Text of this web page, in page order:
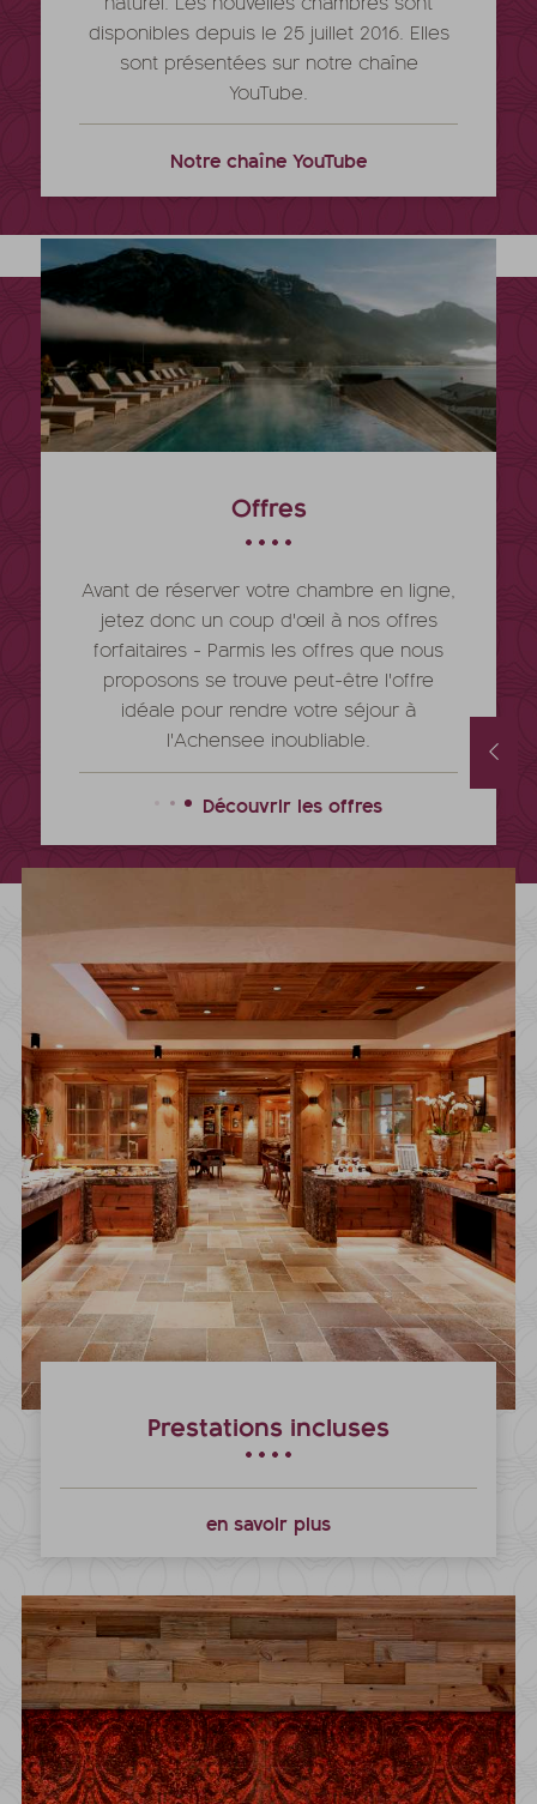
Offre de septembre avec des promos et des offres spa supplémentaires
29/08/2026-12/09/2026
5 nuits à partir de€ 1.119,-
NOTRE OFFRE
26/09/2026-04/10/2026
5 nuits à partir
disponibles depuis le 25 juillet 2016. Elles
sont présentées sur notre chaîne
YouTube.
Notre chaîne YouTube
Offres
Avant de réserver votre chambre en ligne,
jetez donc un coup d'œil à nos offres
forfaitaires - Parmis les offres que nous
proposons se trouve peut-être l'offre
idéale pour rendre votre séjour à
l'Achensee inoubliable.
Découvrir les offres
Prestations incluses
en savoir plus